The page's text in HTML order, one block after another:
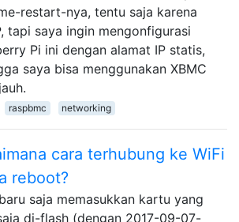
restart-nya, tentu saja karena
tapi saya ingin mengonfigurasi
Pi ini dengan alamat IP statis,
saya bisa menggunakan XBMC
raspbmc networking
cara terhubung ke WiFi
reboot?
saja memasukkan kartu yang
di-flash (dengan 2017-09-07-